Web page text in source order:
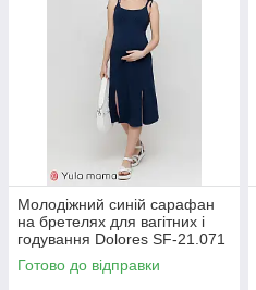
Молодіжний синій сарафан
на бретелях для вагітних і
годування Dolores SF-21.071
Юла мама
Готово до відправки